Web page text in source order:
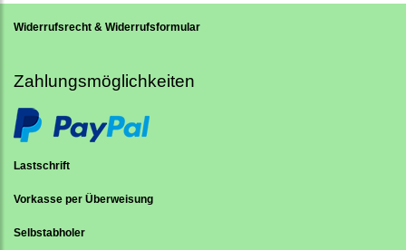
Widerrufsrecht & Widerrufsformular
Zahlungsmöglichkeiten
Lastschrift
Vorkasse per Überweisung
Selbstabholer